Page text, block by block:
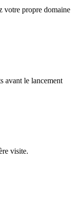
votre propre domaine
avant le lancement
visite.